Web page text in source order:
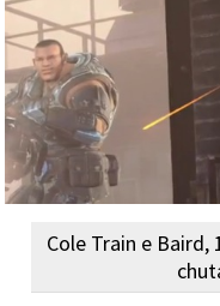
Cole Train e Baird,